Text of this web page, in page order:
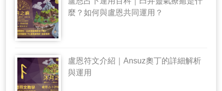
麼？如何與盧恩共同運用？
盧恩符文介紹｜Ansuz奧丁的詳細解析
與運用